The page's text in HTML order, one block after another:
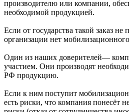
производителю или компании,
необходимой продукцией.
Если от государства такой заказ не
организации нет
Один из наших доверителей—
участием. Они производят
РФ продукцию.
Если к ним поступит
есть риски, что компания понесёт